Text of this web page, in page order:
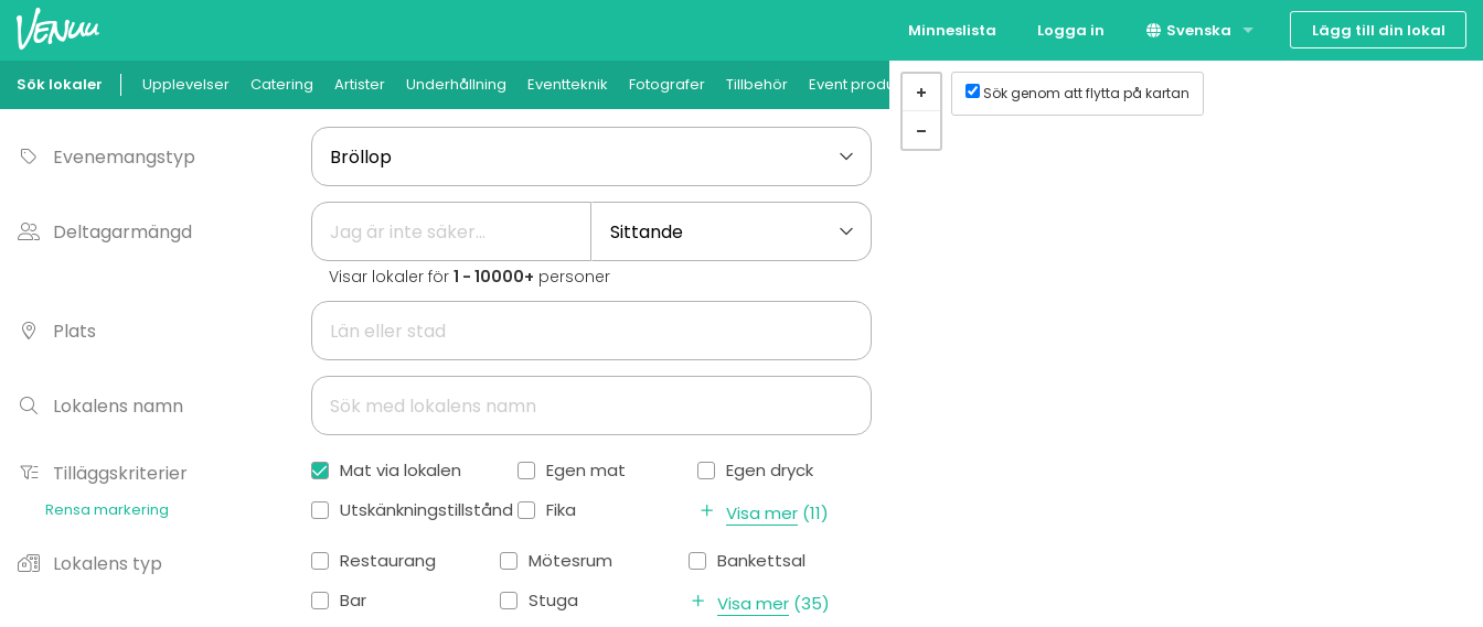
Minneslista Logga in Svenska
Suomi
Lägg till din lokal
Sök lokaler Upplevelser Catering Artister Underhållning Eventteknik Fotografer Tillbehör Event produktion
Evenemangstyp
Deltagarmängd
Visar lokaler för1 - 10000+ personer
Plats
Lokalens namn
Tilläggskriterier
Rensa markering
Mat via lokalen Egen mat
Egen dryck
Utskänkningstillstånd
Fika Visa mer (11)
Lokalens typ Restaurang Mötesrum
Bankettsal
Bar
Stuga Visa mer (35)
Sök genom att flytta på kartan